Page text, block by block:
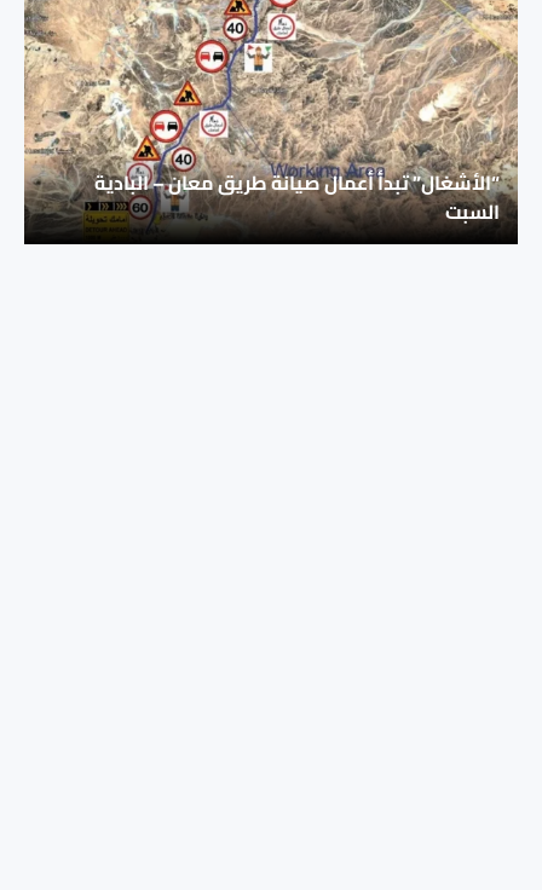
“الأشغال” تبدأ أعمال صيانة طريق معان – البادية
السبت